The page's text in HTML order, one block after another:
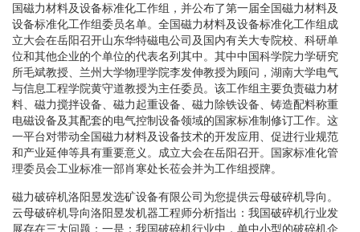
国磁力材料及设备标准化工作组，并公布了第一届全国磁力材料及
设备标准化工作组委员名单。全国磁力材料及设备标准化工作组成
立大会在岳阳召开山东华特磁电公司及国内有关大专院校、科研单
位和其他企业的个单位的代表名列其中。其中中国科学院力学研究
所毛斌教授、兰州大学物理学院李发伸教授为顾问，湖南大学电气
与信息工程学院黄守道教授为主任委员。该工作组主要负责磁力材
料、磁力搅拌设备、磁力起重设备、磁力除铁设备、铸造配料称重
电磁设备及其配套的电气控制设备领域的国家标准制修订工作。这
一平台对带动全国磁力材料及设备技术的开发应用、促进行业规范
和产业延伸等具有重要意义。成立大会在岳阳召开。国家标准化管
理委员会工业标准一部肖寒处长莅会并为工作组授牌。
磁力破碎机洛阳昱发选矿设备有限公司为您提供云母破碎机导向。
云母破碎机导向洛阳昱发机器工程师分析指出：我国破碎机行业发
展存在三大问题：一是：我国破碎机行业中，单中小型的破碎机企